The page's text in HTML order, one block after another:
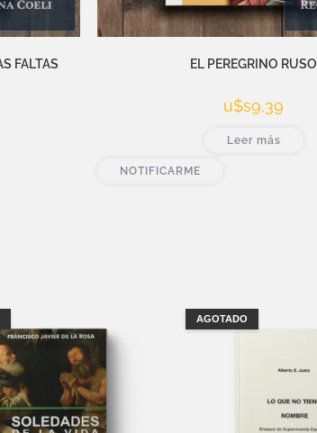
FALTAS EL PEREGRINO RUSO
u$s9,39
Leer más
NOTIFICARME
AGOTADO